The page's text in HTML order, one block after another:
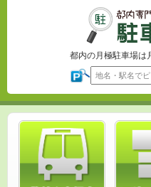
都内の月極駐車場は